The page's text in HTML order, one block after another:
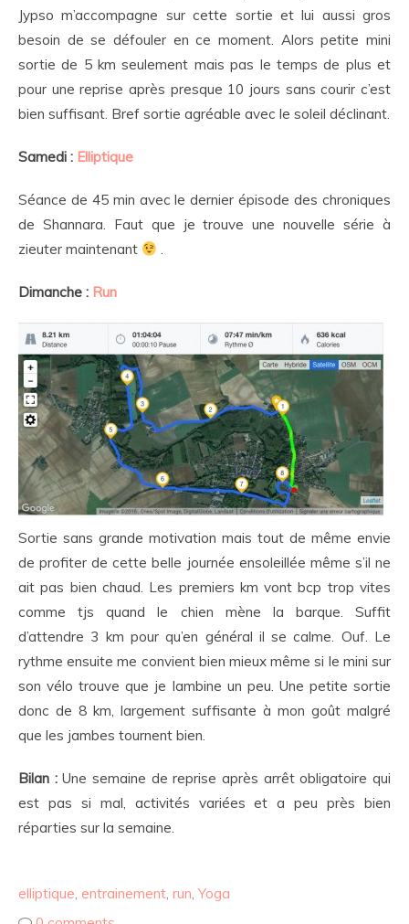
Jypso m’accompagne sur cette sortie et lui aussi gros
besoin de se défouler en ce moment. Alors petite mini
sortie de 5 km seulement mais pas le temps de plus et
pour une reprise après presque 10 jours sans courir c’est
bien suffisant. Bref sortie agréable avec le soleil déclinant.
Samedi : Elliptique
Séance de 45 min avec le dernier épisode des chroniques
de Shannara. Faut que je trouve une nouvelle série à
zieuter maintenant
.
Dimanche : Run
Sortie sans grande motivation mais tout de même envie
de profiter de cette belle journée ensoleillée même s’il ne
ait pas bien chaud. Les premiers km vont bcp trop vites
comme tjs quand le chien mène la barque. Suffit
d’attendre 3 km pour qu’en général il se calme. Ouf. Le
rythme ensuite me convient bien mieux même si le mini sur
son vélo trouve que je lambine un peu. Une petite sortie
donc de 8 km, largement suffisante à mon goût malgré
que les jambes tournent bien.
Bilan :Une semaine de reprise après arrêt obligatoire qui
est pas si mal, activités variées et a peu près bien
réparties sur la semaine.
elliptique, entrainement, run, Yoga